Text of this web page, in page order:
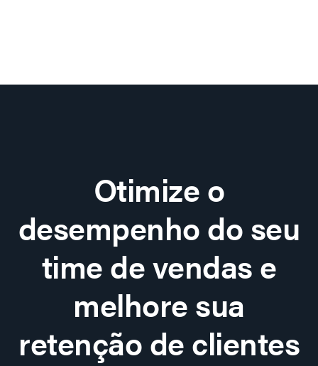
Otimize o
desempenho do seu
time de vendas e
melhore sua
retenção de clientes